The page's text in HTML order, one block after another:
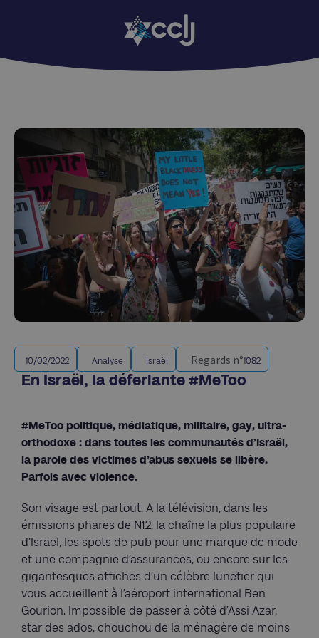
10/02/2022 Analyse Israël Regards n°1082
En Israël, la déferlante #MeToo
#MeToo politique, médiatique, militaire, gay, ultra-
orthodoxe : dans toutes les communautés d’Israël,
la parole des victimes d’abus sexuels se libère.
Parfois avec violence.
Son visage est partout. A la télévision, dans les
émissions phares de N12, la chaîne la plus populaire
d’Israël, les spots de pub pour une marque de mode
et une compagnie d’assurances, ou encore sur les
gigantesques affiches d’un célèbre lunetier qui
vous accueillent à l’aéroport international Ben
Gourion. Impossible de passer à côté d’Assi Azar,
star des ados, chouchou de la ménagère de moins